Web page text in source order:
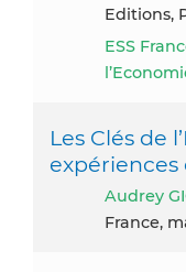
Editions,
ESS
Les Clés de
Audrey
France,